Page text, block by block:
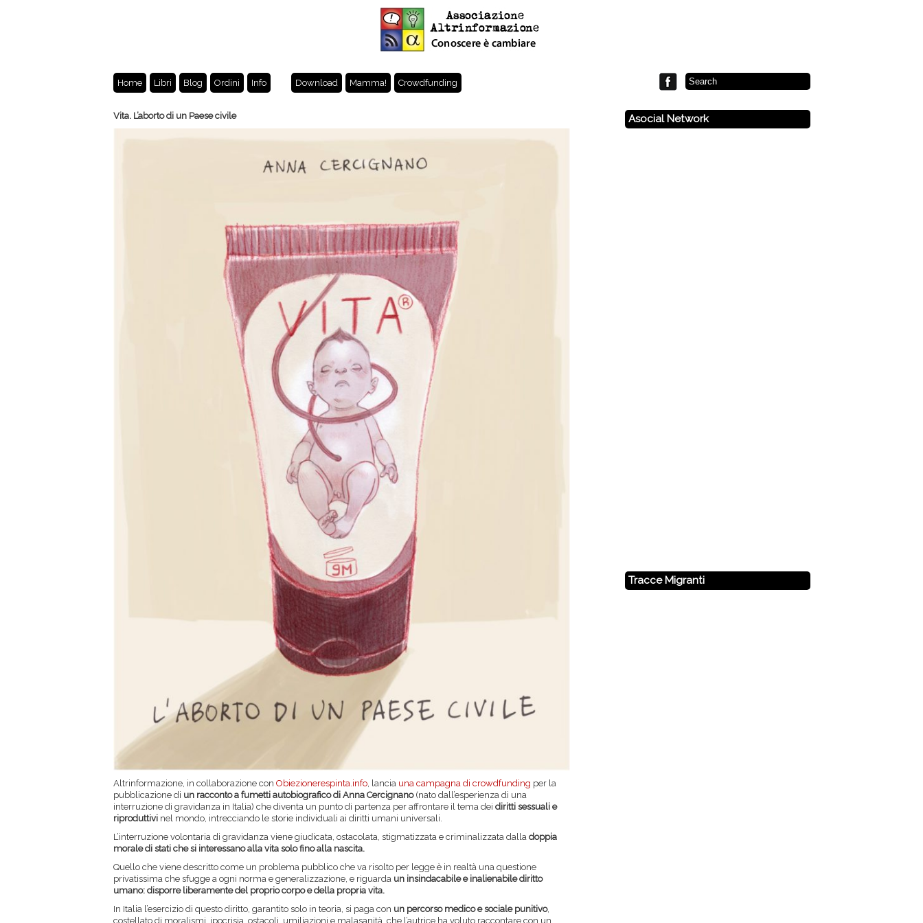
Home Libri Blog Ordini Info Download Mamma! Crowdfunding
Vita. L’aborto di un Paese civile
Altrinformazione, in collaborazione con Obiezionerespinta.info, lancia una campagna di crowdfunding per la
pubblicazione di un racconto a fumetti autobiografico di Anna Cercignano(nato dall’esperienza di una
interruzione di gravidanza in Italia) che diventa un punto di partenza per affrontare il tema dei diritti sessuali e
riproduttivinel mondo, intrecciando le storie individuali ai diritti umani universali.
L’interruzione volontaria di gravidanza viene giudicata, ostacolata, stigmatizzata e criminalizzata dalla doppia
morale di stati che si interessano alla vita solo fino alla nascita.
Quello che viene descritto come un problema pubblico che va risolto per legge è in realtà una questione
privatissima che sfugge a ogni norma e generalizzazione, e riguarda un insindacabile e inalienabile diritto
umano: disporre liberamente del proprio corpo e della propria vita.
In Italia l’esercizio di questo diritto, garantito solo in teoria, si paga con un percorso medico e sociale punitivo,
costellato di moralismi, ipocrisia, ostacoli, umiliazioni e malasanità, che l’autrice ha voluto raccontare con un
Asocial Network
Tracce Migranti